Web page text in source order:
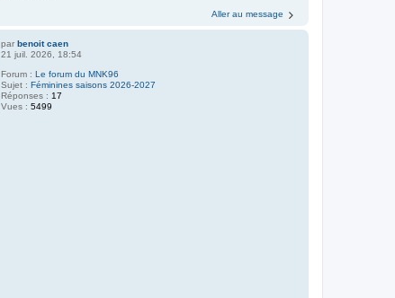
Aller au message
parbenoit caen
21 juil. 2026, 18:54
Forum :Le forum du MNK96
Sujet :Féminines saisons 2026-2027
Réponses : 17
Vues :5499